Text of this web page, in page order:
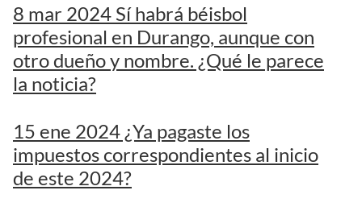
8 mar 2024 Sí habrá béisbol
profesional en Durango, aunque con
otro dueño y nombre. ¿Qué le parece
la noticia?
15 ene 2024 ¿Ya pagaste los
impuestos correspondientes al inicio
de este 2024?